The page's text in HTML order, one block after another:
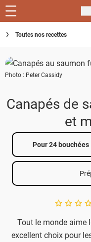
Skip
to
main
Recettes
Inspirations
Conseils
Menu de la semaine
Téléchargez l'app Saveurs
Index des recettes
Guide d'achat
Toutes nos recettes
Photo : Peter Cassidy
Canapés de
et
Pour 24 bouchées
A star
Tout le monde aime
excellent choix pour